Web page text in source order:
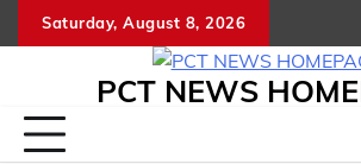
to
Saturday, August 8, 2026
PCT NEWS